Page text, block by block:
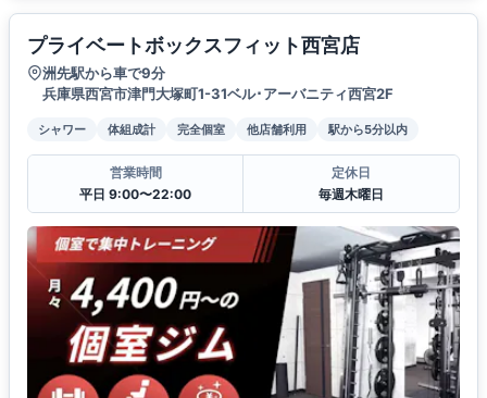
プライベートボックスフィット西宮店
洲先駅から車で9分
兵庫県西宮市津門大塚町1-31ベル･アーバニティ西宮2F
シャワー 体組成計 完全個室 他店舗利用 駅から5分以内
営業時間
平日 9:00〜22:00
定休日
毎週木曜日